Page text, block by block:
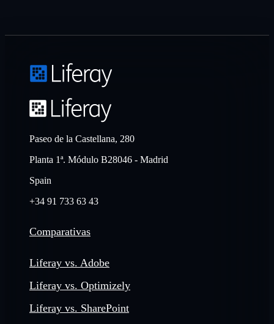
Paseo de la Castellana, 280
Planta 1ª. Módulo B28046 - Madrid
Spain
+34 91 733 63 43
Comparativas
Liferay vs. Adobe
Liferay vs. Optimizely
Liferay vs. SharePoint